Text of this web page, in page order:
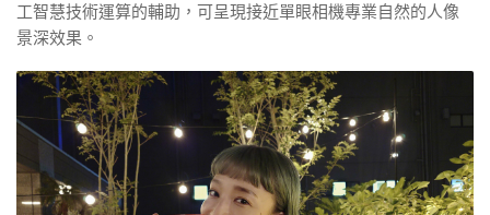
工智慧技術運算的輔助，可呈現接近單眼相機專業自然的人像
景深效果。